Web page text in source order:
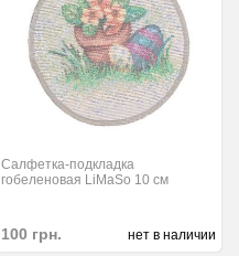
Салфетка-подкладка
гобеленовая LiMaSo 10 см
100 грн. нет в наличии